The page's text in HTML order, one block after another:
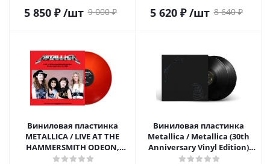
5 850₽ /шт 9 000₽ 5 620₽ /шт 8 640₽
Виниловая пластинка
METALLICA / LIVE AT THE
HAMMERSMITH ODEON,
LONDON 1986 (RED VINYL)
Виниловая пластинка
Metallica / Metallica (30th
Anniversary Vinyl Edition)
(2LP)